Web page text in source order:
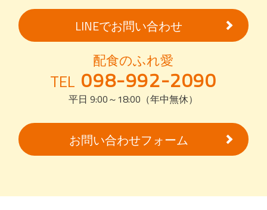
LINEでお問い合わせ
配食のふれ愛
TEL 098-992-2090
平日 9:00～18:00（年中無休）
お問い合わせフォーム